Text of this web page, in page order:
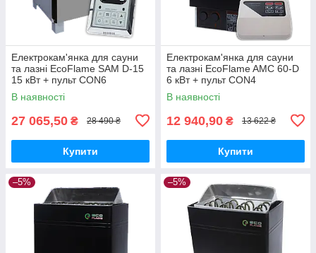
Електрокам'янка для сауни
та лазні EcoFlame SAM D-15
15 кВт + пульт CON6
В наявності
27 065,50 ₴ 28 490 ₴
Купити
Електрокам'янка для сауни
та лазні EcoFlame AMC 60-D
6 кВт + пульт CON4
В наявності
12 940,90 ₴ 13 622 ₴
Купити
–5% –5%